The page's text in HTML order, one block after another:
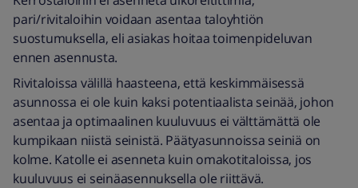
pari/rivitaloihin voidaan asentaa taloyhtiön
suostumuksella, eli asiakas hoitaa toimenpideluvan
ennen asennusta.
Rivitaloissa välillä haasteena, että keskimmäisessä
asunnossa ei ole kuin kaksi potentiaalista seinää, johon
asentaa ja optimaalinen kuuluvuus ei välttämättä ole
kumpikaan niistä seinistä. Päätyasunnoissa seiniä on
kolme. Katolle ei asenneta kuin omakotitaloissa, jos
kuuluvuus ei seinäasennuksella ole riittävä.